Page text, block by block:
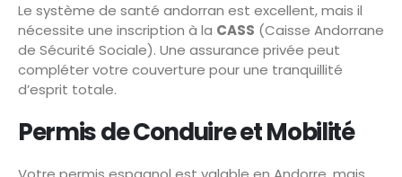
Le système de santé andorran est excellent, mais il
nécessite une inscription à la CASS (Caisse Andorrane
de Sécurité Sociale). Une assurance privée peut
compléter votre couverture pour une tranquillité
d’esprit totale.
Permis de Conduire et Mobilité